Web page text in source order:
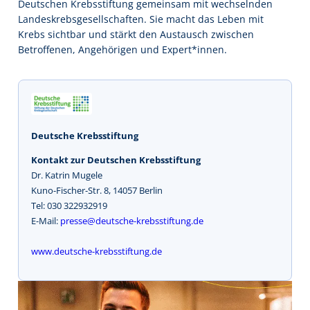
Deutschen Krebsstiftung gemeinsam mit wechselnden
Landeskrebsgesellschaften. Sie macht das Leben mit
Krebs sichtbar und stärkt den Austausch zwischen
Betroffenen, Angehörigen und Expert*innen.
Deutsche Krebsstiftung
Kontakt zur Deutschen Krebsstiftung
Dr. Katrin Mugele
Kuno-Fischer-Str. 8, 14057 Berlin
Tel: 030 322932919
E-Mail: presse@deutsche-krebsstiftung.de
www.deutsche-krebsstiftung.de